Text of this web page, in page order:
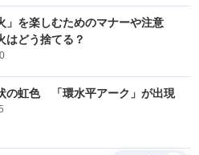
」を楽しむためのマナーや注意
どう捨てる？
の虹色 「環水平アーク」が出現